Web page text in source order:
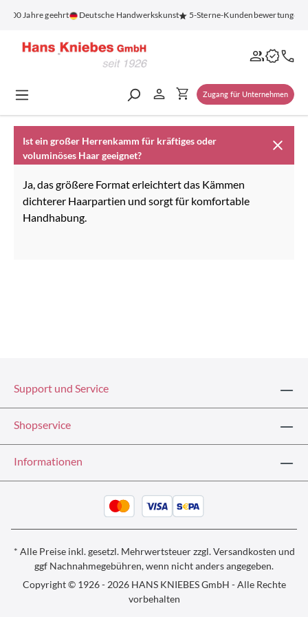
springen
100 Jahre geehrt Deutsche Handwerkskunst 5-Sterne-Kundenbewertung
Zugang für Unternehmen
Ist ein großer Herrenkamm für kräftiges oder
voluminöses Haar geeignet?
Ja, das größere Format erleichtert das Kämmen
dichterer Haarpartien und sorgt für komfortable
Handhabung.
Support und Service
Shopservice
Informationen
* Alle Preise inkl. gesetzl. Mehrwertsteuer zzgl.Versandkosten und
ggf Nachnahmegebühren, wenn nicht anders angegeben.
Copyright © 1926 - 2026 HANS KNIEBES GmbH - Alle Rechte
vorbehalten